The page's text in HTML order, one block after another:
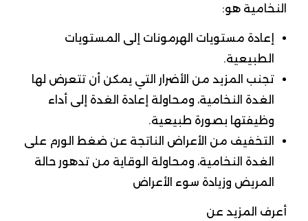
النخامية هو:
إعادة مستويات الهرمونات إلى المستويات
الطبيعية.
تجنب المزيد من الأضرار التي يمكن أن تتعرض لها
الغدة النخامية، ومحاولة إعادة الغدة إلى أداء
وظيفتها بصورة طبيعية.
التخفيف من الأعراض الناتجة عن ضغط الورم على
الغدة النخامية، ومحاولة الوقاية من تدهور حالة
المريض وزيادة سوء الأعراض
أعرف المزيد عن